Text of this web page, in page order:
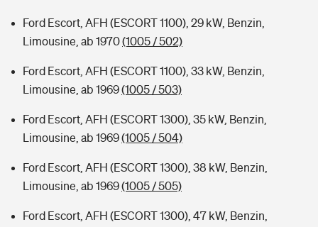
Ford Escort, AFH (ESCORT 1100), 29 kW, Benzin,
Limousine, ab 1970(1005 / 502)
Ford Escort, AFH (ESCORT 1100), 33 kW, Benzin,
Limousine, ab 1969(1005 / 503)
Ford Escort, AFH (ESCORT 1300), 35 kW, Benzin,
Limousine, ab 1969(1005 / 504)
Ford Escort, AFH (ESCORT 1300), 38 kW, Benzin,
Limousine, ab 1969(1005 / 505)
Ford Escort, AFH (ESCORT 1300), 47 kW, Benzin,